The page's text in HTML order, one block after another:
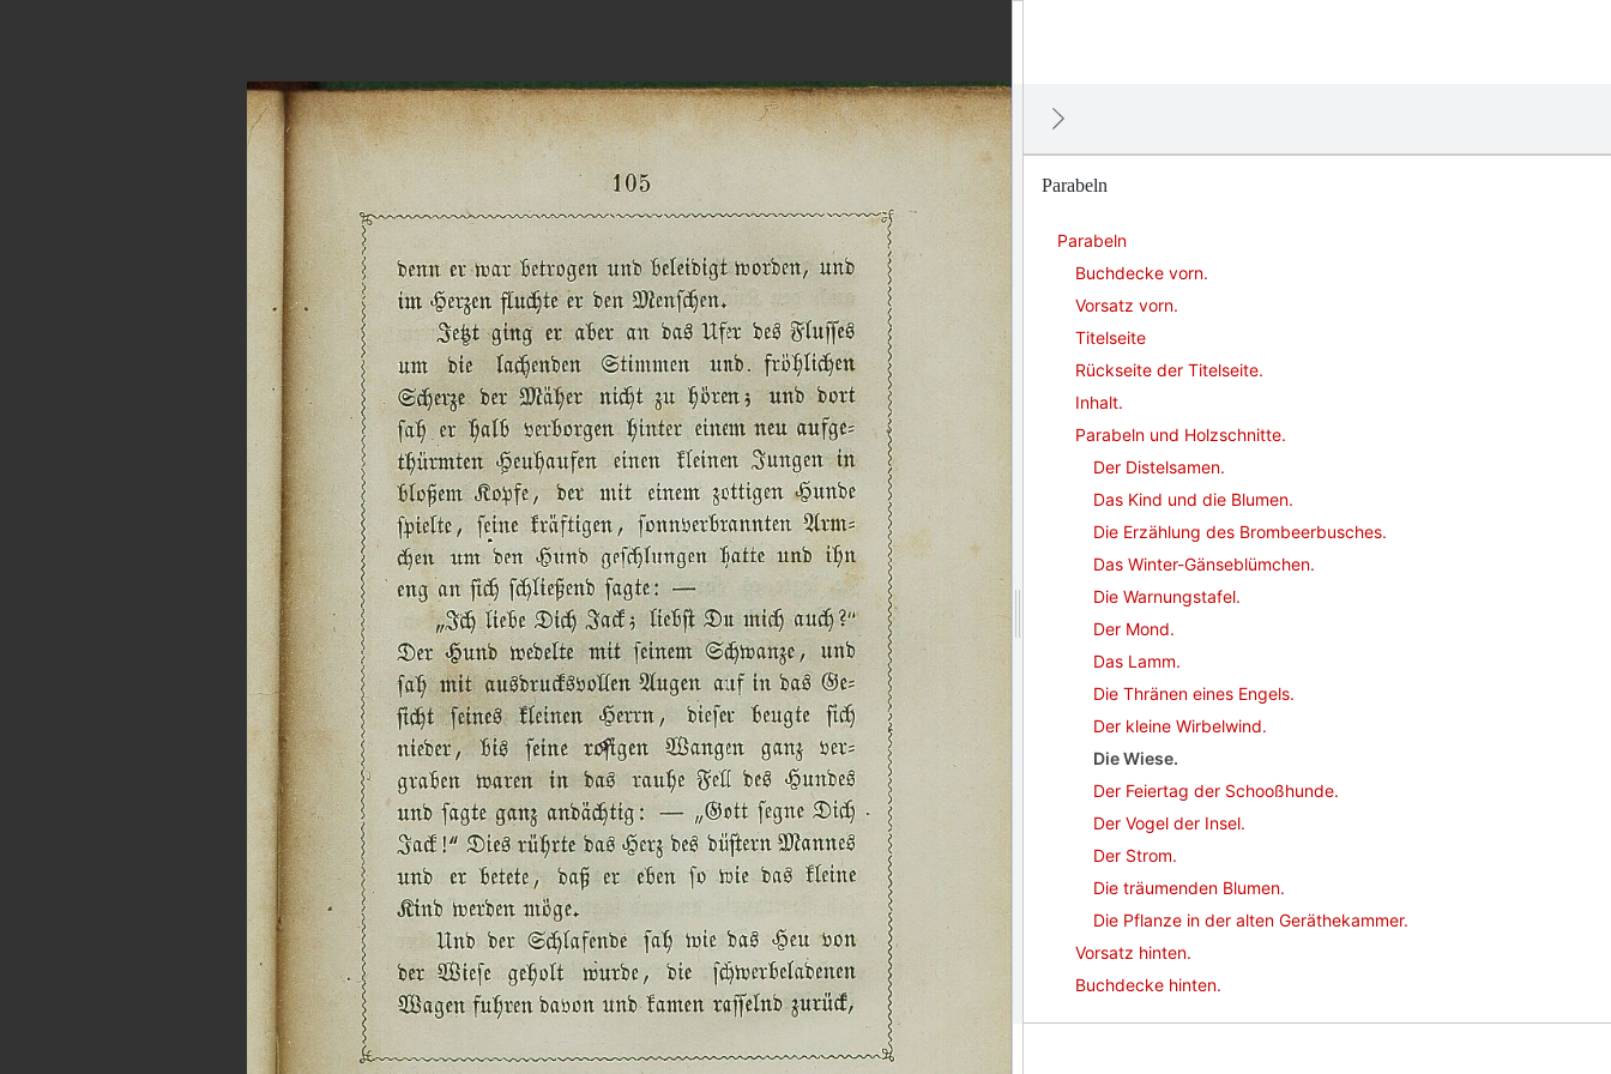
Parabeln
Parabeln
Buchdecke vorn.
Vorsatz vorn.
Titelseite
Rückseite der Titelseite.
Inhalt.
Parabeln und Holzschnitte.
Der Distelsamen.
Das Kind und die Blumen.
Die Erzählung des Brombeerbusches.
Das Winter-Gänseblümchen.
Die Warnungstafel.
Der Mond.
Das Lamm.
Die Thränen eines Engels.
Der kleine Wirbelwind.
Die Wiese.
Der Feiertag der Schooßhunde.
Der Vogel der Insel.
Der Strom.
Die träumenden Blumen.
Die Pflanze in der alten Geräthekammer.
Vorsatz hinten.
Buchdecke hinten.